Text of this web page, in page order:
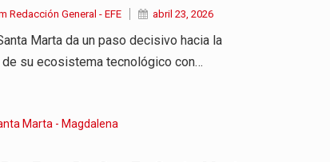
Redacción General - EFE abril 23, 2026
Marta da un paso decisivo hacia la
su ecosistema tecnológico con…
Marta - Magdalena